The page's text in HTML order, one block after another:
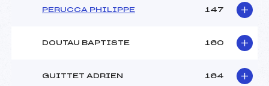
PERUCCA PHILIPPE 147
DOUTAU BAPTISTE 160
GUITTET ADRIEN 164